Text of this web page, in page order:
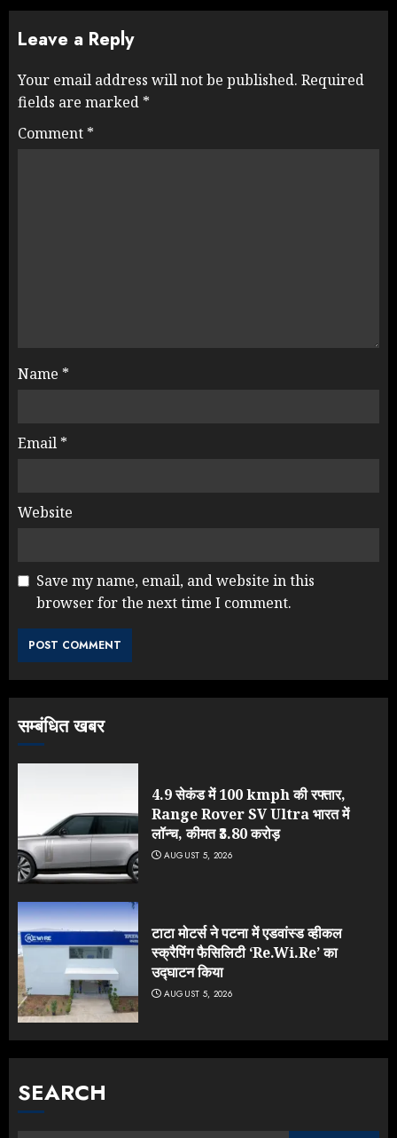
Leave a Reply
Your email address will not be published. Required
fields are marked *
Comment *
Name *
Email *
Website
Save my name, email, and website in this
browser for the next time I comment.
सम्बंधित खबर
4.9 सेकंड में 100 kmph की रफ्तार,
Range Rover SV Ultra भारत में
लॉन्च, कीमत ₹3.80 करोड़
AUGUST 5, 2026
टाटा मोटर्स ने पटना में एडवांस्ड व्हीकल
स्क्रैपिंग फैसिलिटी ‘Re.Wi.Re’ का
उद्घाटन किया
AUGUST 5, 2026
SEARCH